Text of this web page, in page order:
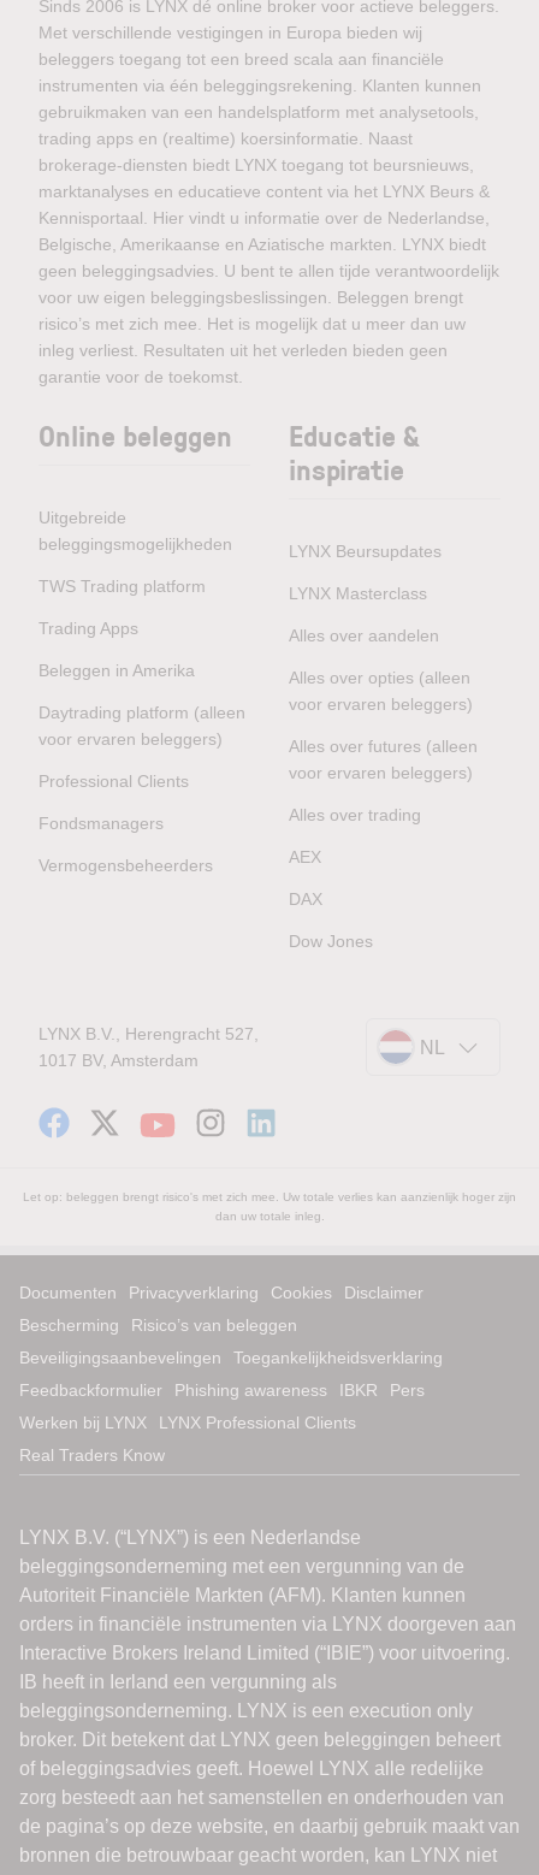
Sinds 2006 is LYNX dé online broker voor actieve beleggers.
Met verschillende vestigingen in Europa bieden wij
beleggers toegang tot een breed scala aan financiële
instrumenten via één beleggingsrekening. Klanten kunnen
gebruikmaken van een handelsplatform met analysetools,
trading apps en (realtime) koersinformatie. Naast
brokerage-diensten biedt LYNX toegang tot beursnieuws,
marktanalyses en educatieve content via het LYNX Beurs &
Kennisportaal. Hier vindt u informatie over de Nederlandse,
Belgische, Amerikaanse en Aziatische markten. LYNX biedt
geen beleggingsadvies. U bent te allen tijde verantwoordelijk
voor uw eigen beleggingsbeslissingen. Beleggen brengt
risico’s met zich mee. Het is mogelijk dat u meer dan uw
inleg verliest. Resultaten uit het verleden bieden geen
garantie voor de toekomst.
Online beleggen
Uitgebreide
beleggingsmogelijkheden
TWS Trading platform
Trading Apps
Beleggen in Amerika
Daytrading platform (alleen
voor ervaren beleggers)
Professional Clients
Fondsmanagers
Vermogensbeheerders
Educatie &
inspiratie
LYNX Beursupdates
LYNX Masterclass
Alles over aandelen
Alles over opties (alleen
voor ervaren beleggers)
Alles over futures (alleen
voor ervaren beleggers)
Alles over trading
AEX
DAX
Dow Jones
LYNX B.V., Herengracht 527,
1017 BV, Amsterdam
NL
Let op: beleggen brengt risico's met zich mee. Uw totale verlies kan aanzienlijk hoger zijn
dan uw totale inleg.
Documenten Privacyverklaring Cookies
Disclaimer
Bescherming
Risico’s van beleggen
Beveiligingsaanbevelingen
Toegankelijkheidsverklaring
Feedbackformulier
Phishing awareness IBKR
Pers
Werken bij LYNX
LYNX Professional Clients
Real Traders Know